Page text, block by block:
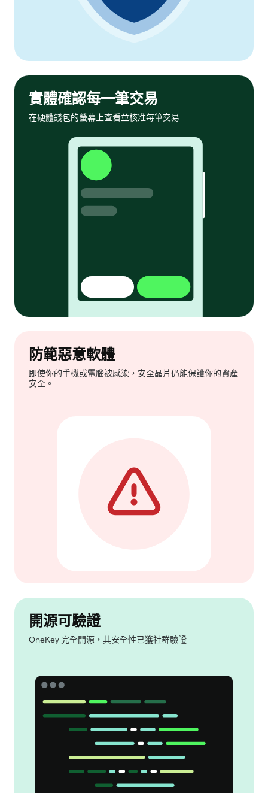
實體確認每一筆交易
在硬體錢包的螢幕上查看並核准每筆交易
防範惡意軟體
即使你的手機或電腦被感染，安全晶片仍能保護你的資產
安全。
開源可驗證
OneKey 完全開源，其安全性已獲社群驗證